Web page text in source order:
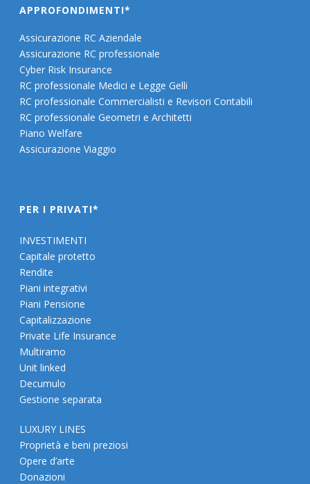
APPROFONDIMENTI*
Assicurazione RC Aziendale
Assicurazione RC professionale
Cyber Risk Insurance
RC professionale Medici e Legge Gelli
RC professionale Commercialisti e Revisori Contabili
RC professionale Geometri e Architetti
Piano Welfare
Assicurazione Viaggio
PER I PRIVATI*
INVESTIMENTI
Capitale protetto
Rendite
Piani integrativi
Piani Pensione
Capitalizzazione
Private Life Insurance
Multiramo
Unit linked
Decumulo
Gestione separata
LUXURY LINES
Proprietà e beni preziosi
Opere d’arte
Donazioni